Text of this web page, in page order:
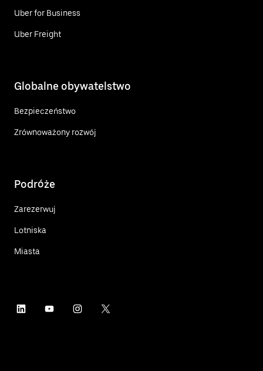
Uber for Business
Uber Freight
Globalne obywatelstwo
Bezpieczeństwo
Zrównoważony rozwój
Podróże
Zarezerwuj
Lotniska
Miasta